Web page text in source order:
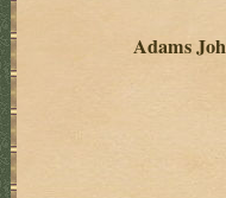
Adams